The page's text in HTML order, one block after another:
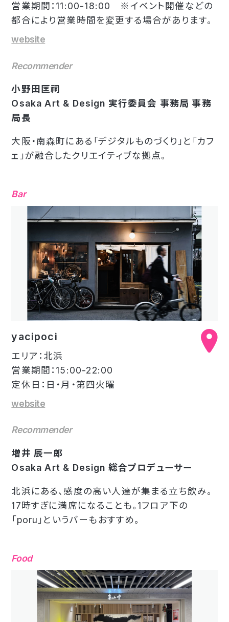
営業期間：11:00-18:00 ※イベント開催などの
都合により営業時間を変更する場合があります。
website
Recommender
小野田匡祠
Osaka Art & Design 実行委員会 事務局 事務
局長
大阪・南森町にある「デジタルものづくり」と「カフ
ェ」が融合したクリエイティブな拠点。
Bar
yacipoci
エリア：北浜
営業期間：15:00-22:00
定休日：日・月・第四火曜
website
Recommender
増井 辰一郎
Osaka Art & Design 総合プロデューサー
北浜にある、感度の高い人達が集まる立ち飲み。
17時すぎに満席になることも。1フロア下の
「poru」というバーもおすすめ。
Food